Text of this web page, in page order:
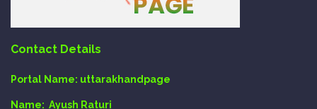
Contact Details
Portal Name: uttarakhandpage
Name: Ayush Raturi